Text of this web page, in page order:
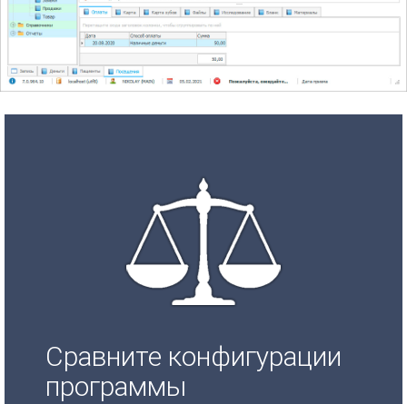
Сравните конфигурации
программы